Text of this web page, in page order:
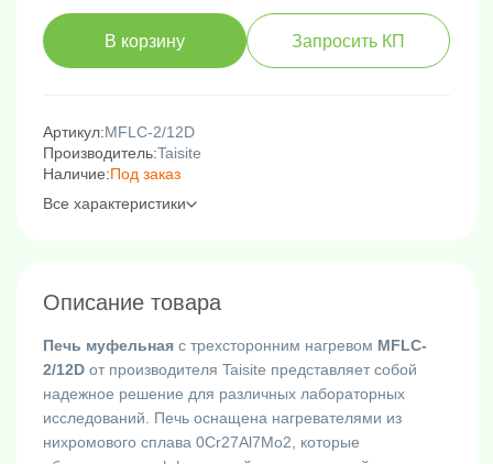
В корзину Запросить КП
Артикул:MFLC-2/12D
Производитель:Taisite
Наличие:Под заказ
Все характеристики
Описание товара
Печь муфельная с трехсторонним нагревом MFLC-
2/12D от производителя Taisite представляет собой
надежное решение для различных лабораторных
исследований. Печь оснащена нагревателями из
нихромового сплава 0Cr27Al7Mo2, которые